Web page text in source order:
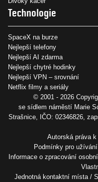
Technologie
SpaceX na burze
Nejlepší telefony
Nejlepší AI zdarma
Nejlepší chytré hodinky
Nejlepší VPN – srovnání
Netflix filmy a seriály
© 2001 - 2026
se sídlem náměstí Marie
Strašnice, IČO: 02346826,
Autorská práva
Podmínky pro
Informace o zpracování
Jednotná kontaktní místa /